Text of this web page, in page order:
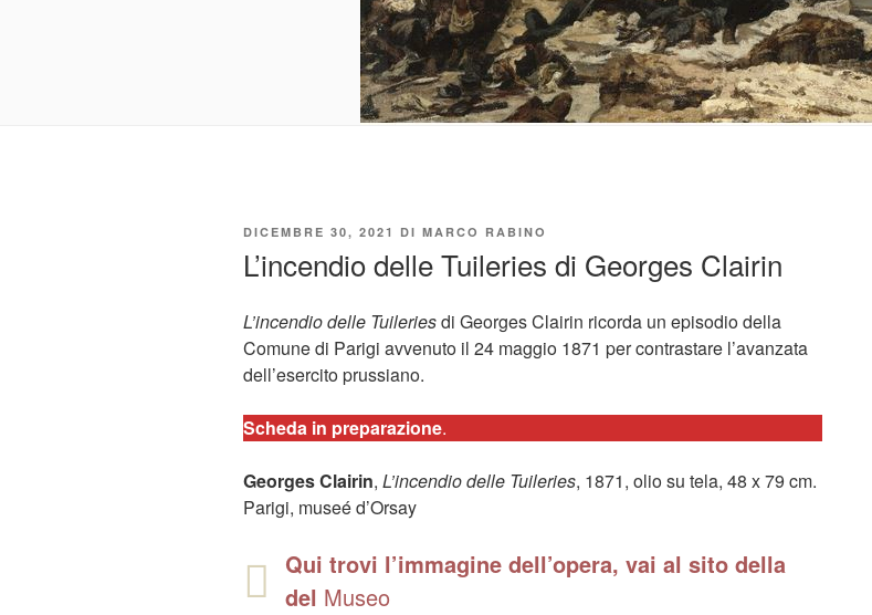
PUBBLICATO
DICEMBRE 30, 2021 DI MARCO RABINO
L’incendio delle Tuileries di Georges Clairin
L’incendio delle Tuileriesdi Georges Clairin ricorda un episodio della
Comune di Parigi avvenuto il 24 maggio 1871 per contrastare l’avanzata
dell’esercito prussiano.
Scheda in preparazione.
Georges Clairin, L’incendio delle Tuileries, 1871, olio su tela, 48 x 79 cm.
Parigi, museé d’Orsay
Qui trovi l’immagine dell’opera, vai al sito della
del Museo